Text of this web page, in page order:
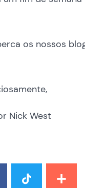
os nossos
Nick West